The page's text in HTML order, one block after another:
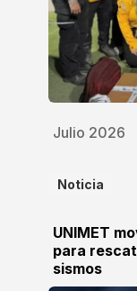
Julio 2026
Noticia
UNIMET
para
sismos